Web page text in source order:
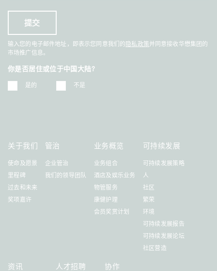
输入您的电子邮件地址，即表示您同意我们的 隐私政策并同意接收华懋集团的
市场推广信息。
你是否居住或位于中国大陆?
是的 不是
关于我们
使命及愿景
里程碑
过去和未来
奖项嘉许
管治
企业管治
我们的领导团队
业务概览
业务组合
酒店及娱乐业务
物管服务
康健护理
会员奖赏计划
可持续发展
可持续发展策略
人
社区
繁荣
环境
可持续发展报告
可持续发展论坛
社区营造
资讯 人才招聘 协作